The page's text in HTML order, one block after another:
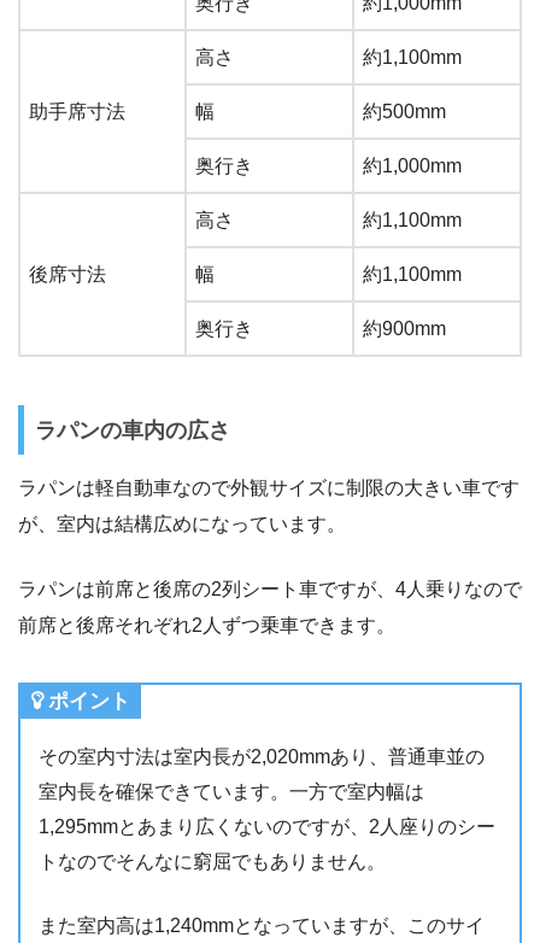
助手席寸法
高さ 約1,100mm
幅 約500mm
奥行き 約1,000mm
後席寸法
高さ 約1,100mm
幅 約1,100mm
奥行き 約900mm
ラパンの車内の広さ
ラパンは軽自動車なので外観サイズに制限の大きい車です
が、室内は結構広めになっています。
ラパンは前席と後席の2列シート車ですが、4人乗りなので
前席と後席それぞれ2人ずつ乗車できます。
ポイント
その室内寸法は室内長が2,020mmあり、普通車並の
室内長を確保できています。一方で室内幅は
1,295mmとあまり広くないのですが、2人座りのシー
トなのでそんなに窮屈でもありません。
また室内高は1,240mmとなっていますが、このサイ